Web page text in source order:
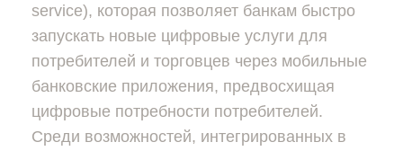
service), которая позволяет банкам быстро
запускать новые цифровые услуги для
потребителей и торговцев через мобильные
банковские приложения, предвосхищая
цифровые потребности потребителей.
Среди возможностей, интегрированных в